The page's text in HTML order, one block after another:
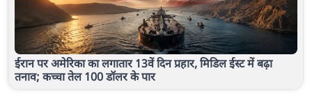
ईरान पर अमेरिका का लगातार 13वें दिन प्रहार, मिडिल ईस्ट में बढ़ा
तनाव; कच्चा तेल 100 डॉलर के पार